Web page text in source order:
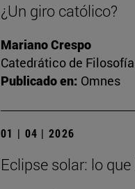
¿Un giro católico?
Mariano Crespo
Catedrático de
Publicado en: Omnes
01 | 04 | 2026
Eclipse solar: lo